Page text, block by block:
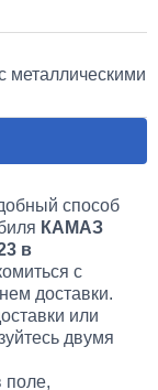
металлическими
способ
КАМАЗ
в
с
доставки.
или
двумя
поле,